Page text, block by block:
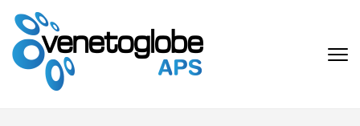
contenuto
(premi